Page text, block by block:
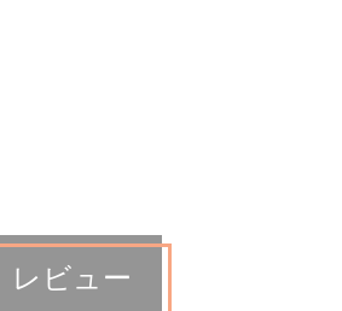
レビュー